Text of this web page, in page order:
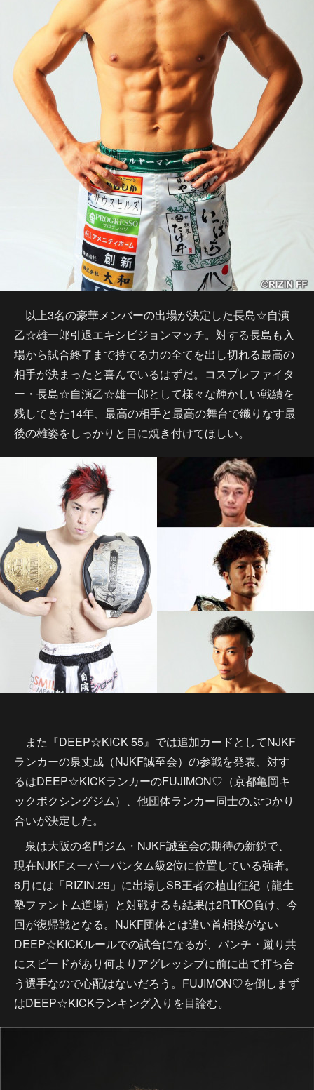
以上3名の豪華メンバーの出場が決定した長島☆自演
乙☆雄一郎引退エキシビジョンマッチ。対する長島も入
場から試合終了まで持てる力の全てを出し切れる最高の
相手が決まったと喜んでいるはずだ。コスプレファイタ
ー・長島☆自演乙☆雄一郎として様々な輝かしい戦績を
残してきた14年、最高の相手と最高の舞台で織りなす最
後の雄姿をしっかりと目に焼き付けてほしい。
また『DEEP☆KICK 55』では追加カードとしてNJKF
ランカーの泉丈成（NJKF誠至会）の参戦を発表、対す
るはDEEP☆KICKランカーのFUJIMON♡（京都亀岡キ
ックボクシングジム）、他団体ランカー同士のぶつかり
合いが決定した。
泉は大阪の名門ジム・NJKF誠至会の期待の新鋭で、
現在NJKFスーパーバンタム級2位に位置している強者。
6月には「RIZIN.29」に出場しSB王者の植山征紀（龍生
塾ファントム道場）と対戦するも結果は2RTKO負け、今
回が復帰戦となる。NJKF団体とは違い首相撲がない
DEEP☆KICKルールでの試合になるが、パンチ・蹴り共
にスピードがあり何よりアグレッシブに前に出て打ち合
う選手なので心配はないだろう。FUJIMON♡を倒しまず
はDEEP☆KICKランキング入りを目論む。